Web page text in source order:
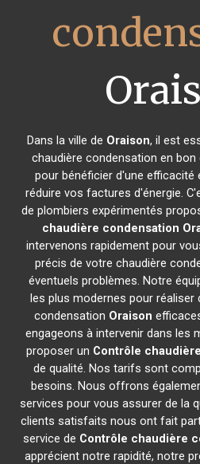
Dans la ville de Oraison, il est
chaudière condensation en
pour bénéficier d'une efficacité
réduire vos factures d'énergie.
de plombiers expérimentés
chaudière condensation
intervenons rapidement pour
précis de votre chaudière
éventuels problèmes. Notre
les plus modernes pour réaliser
condensation Oraison
engageons à intervenir dans les
proposer un Contrôle
de qualité. Nos tarifs sont
besoins. Nous offrons
services pour vous assurer de la
clients satisfaits nous ont fait
service de Contrôle chaudière
apprécient notre rapidité, notre